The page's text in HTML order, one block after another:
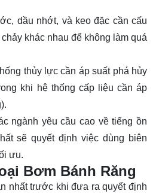
dầu nhớt, và keo đặc cần cấu
khác nhau để không làm quá
thủy lực cần áp suất phá hủy
khi hệ thống cấp liệu cần áp
ngành yêu cầu cao về tiếng ồn
sẽ quyết định việc dùng biên
ưu.
Bơm Bánh Răng
nhất trước khi đưa ra quyết định